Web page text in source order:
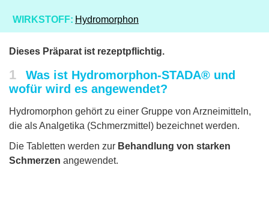
WIRKSTOFF: Hydromorphon
Dieses Präparat ist rezeptpflichtig.
1
Was ist Hydromorphon-STADA® und
wofür wird es angewendet?
Hydromorphon gehört zu einer Gruppe von Arzneimitteln,
die als Analgetika (Schmerzmittel) bezeichnet werden.
Die Tabletten werden zur Behandlung von starken
Schmerzen angewendet.